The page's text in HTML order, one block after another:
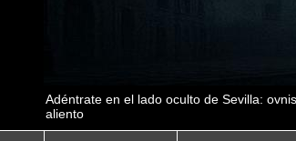
Adéntrate en el lado oculto de Sevilla:
aliento